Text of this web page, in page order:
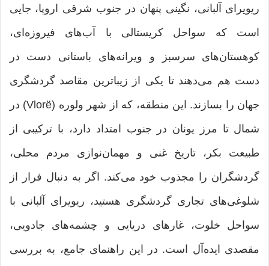
ریویرای آلبانی، نگینی پنهان در جنوب شرقی اروپا، جایی
است که سواحل کریستالی با آب‌های فیروزه‌ای،
کوهستان‌های سرسبز و ویرانه‌های باستانی دست در
دست هم می‌دهند تا یکی از زیباترین مقاصد گردشگری
جهان را بسازند. این منطقه، که از شهر ولوره (Vlorë) در
شمال تا مرز یونان در جنوب امتداد دارد، با ترکیبی از
طبیعت بکر، تاریخ غنی و مهمان‌نوازی مردم محلی،
گردشگران را مجذوب خود می‌کند. اگر به دنبال فرار از
شلوغی‌های تجاری گردشگری هستید، ریویرای آلبانی با
سواحل خلوت، غارهای دریایی و چشمه‌های جادویی،
مقصدی ایده‌آل است. در این راهنمای جامع، به بررسی